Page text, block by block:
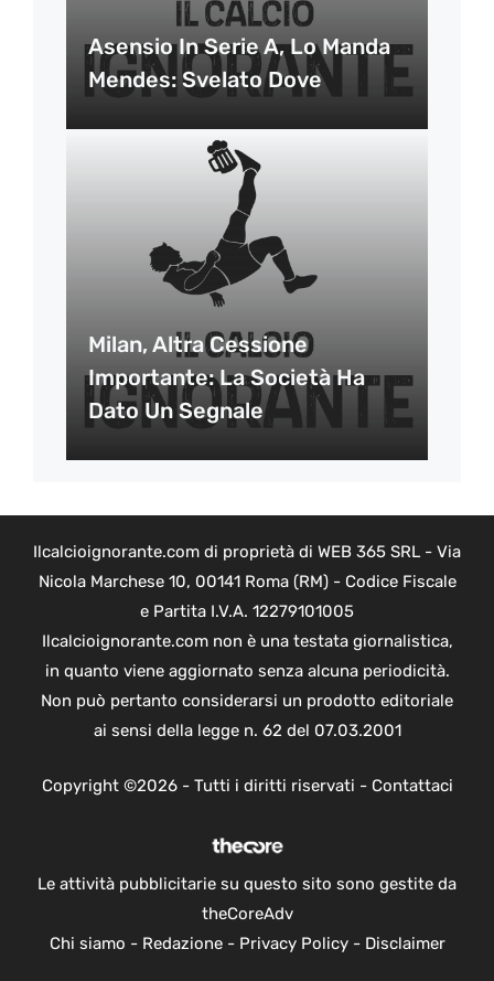
Asensio In Serie A, Lo Manda
Mendes: Svelato Dove
Milan, Altra Cessione
Importante: La Società Ha
Dato Un Segnale
Ilcalcioignorante.com di proprietà di WEB 365 SRL - Via
Nicola Marchese 10, 00141 Roma (RM) - Codice Fiscale
e Partita I.V.A. 12279101005
Ilcalcioignorante.com non è una testata giornalistica,
in quanto viene aggiornato senza alcuna periodicità.
Non può pertanto considerarsi un prodotto editoriale
ai sensi della legge n. 62 del 07.03.2001
Copyright ©2026 - Tutti i diritti riservati - Contattaci
Le attività pubblicitarie su questo sito sono gestite da
theCoreAdv
Chi siamo - Redazione- Privacy Policy- Disclaimer